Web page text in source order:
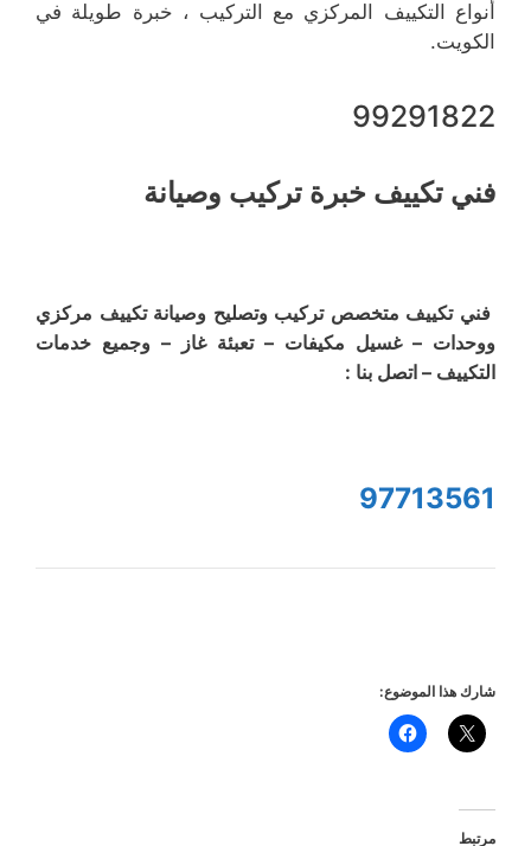
أنواع التكييف المركزي مع التركيب ، خبرة طويلة في
الكويت.
99291822
فني تكييف خبرة تركيب وصيانة
فني تكييف متخصص تركيب وتصليح وصيانة تكييف مركزي
ووحدات – غسيل مكيفات – تعبئة غاز – وجميع خدمات
التكييف – اتصل بنا :
97713561
شارك هذا الموضوع:
مرتبط